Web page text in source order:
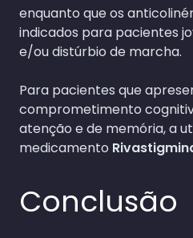
enquanto que os
indicados para pacientes
e/ou distúrbio de marcha.
Para pacientes que
comprometimento
atenção e de memória, a
medicamento
Conclusão